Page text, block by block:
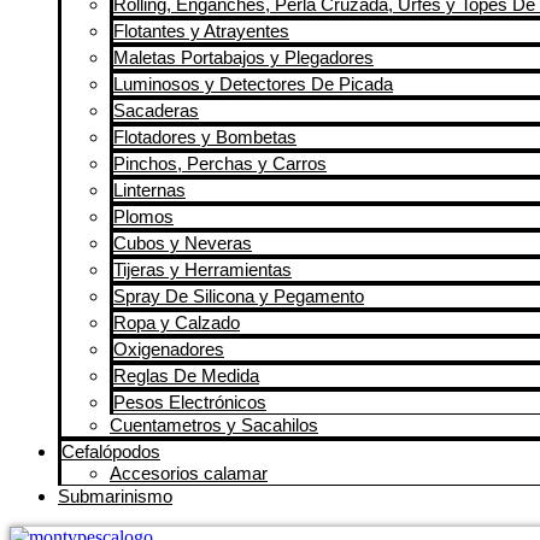
Rolling, Enganches, Perla Cruzada, Urfes y Topes De
Flotantes y Atrayentes
Maletas Portabajos y Plegadores
Luminosos y Detectores De Picada
Sacaderas
Flotadores y Bombetas
Pinchos, Perchas y Carros
Linternas
Plomos
Cubos y Neveras
Tijeras y Herramientas
Spray De Silicona y Pegamento
Ropa y Calzado
Oxigenadores
Reglas De Medida
Pesos Electrónicos
Cuentametros y Sacahilos
Cefalópodos
Accesorios calamar
Submarinismo